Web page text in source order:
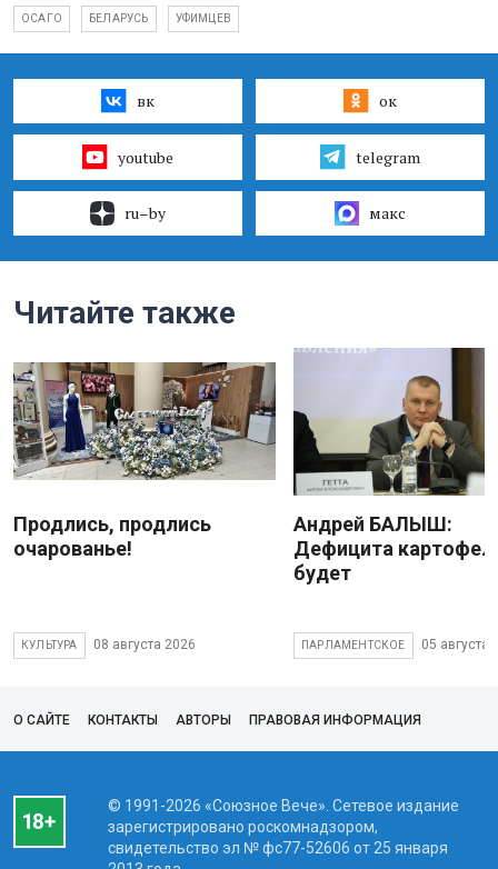
ОСАГО БЕЛАРУСЬ УФИМЦЕВ
вк ок
youtube telegram
ru–by макс
Читайте также
Продлись, продлись
очарованье!
КУЛЬТУРА 08 августа 2026
Андрей БАЛЫШ:
Дефицита
будет
ПАРЛАМЕНТСКОЕ 05 августа
О САЙТЕ КОНТАКТЫ АВТОРЫ ПРАВОВАЯ ИНФОРМАЦИЯ
© 1991-2026 «Союзное Вече». Сетевое издание
зарегистрировано роскомнадзором,
свидетельство эл № фc77-52606 от 25 января